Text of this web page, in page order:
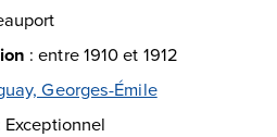
:entre 1910 et 1912
Georges-Émile
Exceptionnel